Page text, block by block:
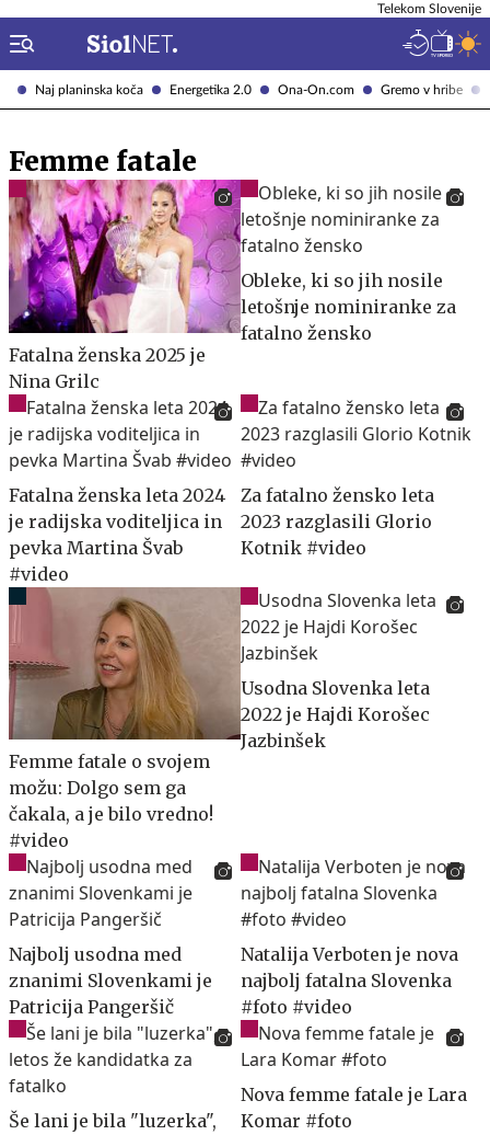
Naj planinska koča Energetika 2.0 Ona-On.com Gremo v hribe
Telekom Slovenije
Femme fatale
Fatalna ženska 2025 je
Nina Grilc
Obleke, ki so jih nosile
letošnje nominiranke za
fatalno žensko
Fatalna ženska leta 2024
je radijska voditeljica in
pevka Martina Švab
#video
Za fatalno žensko leta
2023 razglasili Glorio
Kotnik #video
Femme fatale o svojem
možu: Dolgo sem ga
čakala, a je bilo vredno!
#video
Usodna Slovenka leta
2022 je Hajdi Korošec
Jazbinšek
Najbolj usodna med
znanimi Slovenkami je
Patricija Pangeršič
Natalija Verboten je nova
najbolj fatalna Slovenka
#foto #video
Še lani je bila "luzerka",
Nova femme fatale je Lara
Komar #foto